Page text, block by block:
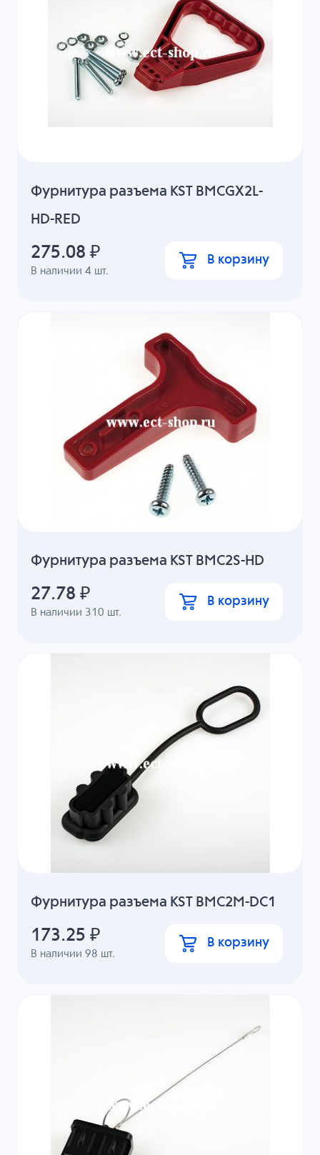
Фурнитура разъема KST BMCGX2L-
HD-RED
В наличии4 шт.
275.08 ₽ В корзину
Фурнитура разъема KST BMC2S-HD
В наличии 310 шт.
27.78 ₽ В корзину
Фурнитура разъема KST BMC2M-DC1
В наличии98 шт.
173.25 ₽ В корзину